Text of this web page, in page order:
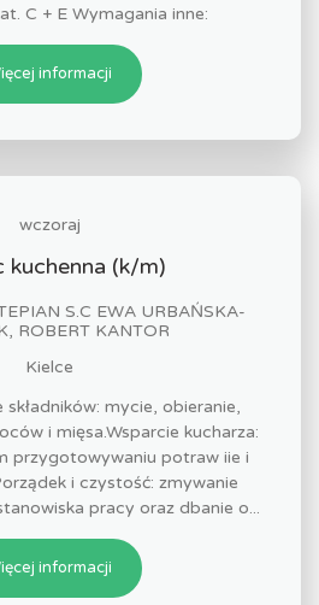
C + E Wymagania inne:
informacji
wczoraj
kuchenna (k/m)
S.C EWA URBAŃSKA-
ROBERT KANTOR
Kielce
mycie, obieranie,
i mięsa.Wsparcie kucharza:
przygotowywaniu potraw iie i
i czystość: zmywanie
pracy oraz dbanie o...
informacji